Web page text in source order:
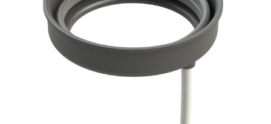
VÕTA MEIEGA ÜHENDUST
USA SV SV-FI LT ET